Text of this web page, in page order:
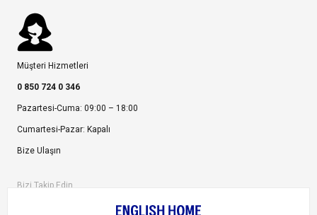
Müşteri Hizmetleri
0 850 724 0 346
Pazartesi-Cuma: 09:00 – 18:00
Cumartesi-Pazar: Kapalı
Bize Ulaşın
Bizi Takip Edin